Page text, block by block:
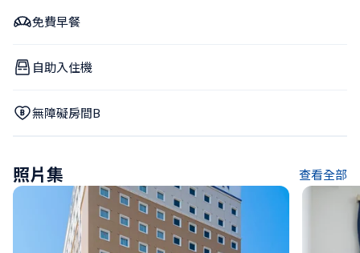
免費早餐
自助入住機
無障礙房間B
照片集 查看全部